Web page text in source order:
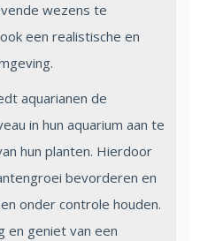
wezens te
een realistische en
aquarianen de
in hun aquarium aan te
hun planten. Hierdoor
bevorderen en
onder controle houden.
en geniet van een